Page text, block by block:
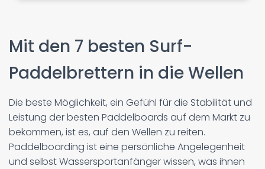
Mit den 7 besten Surf-
Paddelbrettern in die Wellen
Die beste Möglichkeit, ein Gefühl für die Stabilität und
Leistung der besten Paddelboards auf dem Markt zu
bekommen, ist es, auf den Wellen zu reiten.
Paddelboarding ist eine persönliche Angelegenheit
und selbst Wassersportanfänger wissen, was ihnen